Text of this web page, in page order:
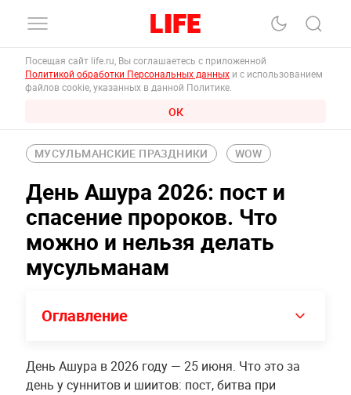
Посещая сайт life.ru, Вы соглашаетесь с приложенной
Политикой обработки Персональных данных и с использованием
файлов cookie, указанных в данной Политике.
ОК
МУСУЛЬМАНСКИЕ ПРАЗДНИКИ WOW
День Ашура 2026: пост и
спасение пророков. Что
можно и нельзя делать
мусульманам
Оглавление
День Ашура в 2026 году — 25 июня. Что это за
день у суннитов и шиитов: пост, битва при